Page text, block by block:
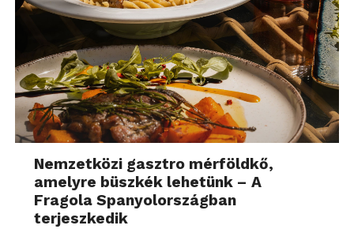
Nemzetközi gasztro mérföldkő,
amelyre büszkék lehetünk – A
Fragola Spanyolországban
terjeszkedik